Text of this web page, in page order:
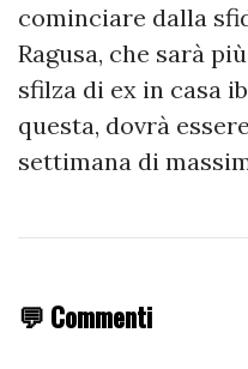
cominciare dalla
Ragusa, che sarà
sfilza di ex in casa
questa, dovrà
settimana di
💬 Commenti